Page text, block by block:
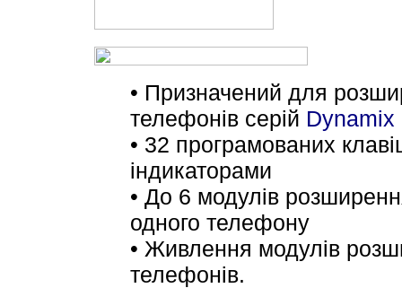
• Призначений для
телефонів серій Dynamix
• 32 програмованих
індикаторами
• До 6 модулів
одного телефону
• Живлення модулів
телефонів.